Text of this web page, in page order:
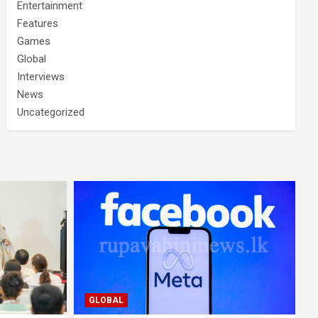
Entertainment
Features
Games
Global
Interviews
News
Uncategorized
GLOBAL